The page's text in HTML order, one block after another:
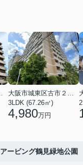
3LDK (67.26㎡)
4,980万円
アービング鶴見緑地公園